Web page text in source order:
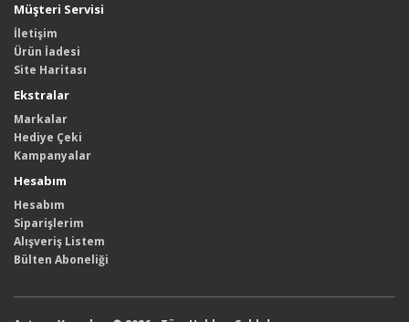
Müşteri Servisi
İletişim
Ürün İadesi
Site Haritası
Ekstralar
Markalar
Hediye Çeki
Kampanyalar
Hesabım
Hesabım
Siparişlerim
Alışveriş Listem
Bülten Aboneliği